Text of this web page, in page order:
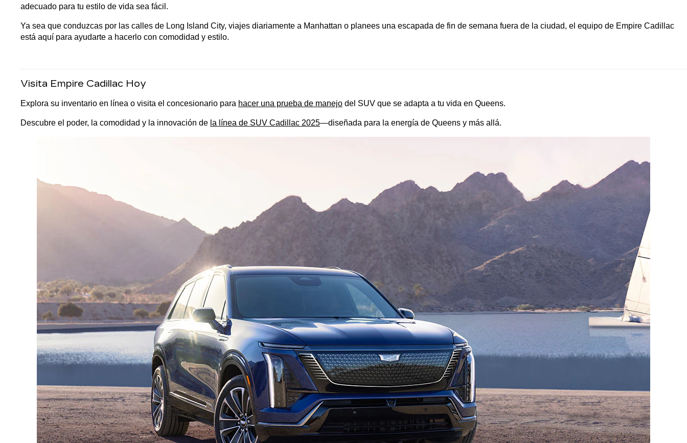
adecuado para tu estilo de vida sea fácil.
Ya sea que conduzcas por las calles de Long Island City, viajes diariamente a Manhattan o planees una escapada de fin de semana fuera de la ciudad, el equipo de Empire Cadillac
está aquí para ayudarte a hacerlo con comodidad y estilo.
Visita Empire Cadillac Hoy
Explora su inventario en línea o visita el concesionario para hacer una prueba de manejo del SUV que se adapta a tu vida en Queens.
Descubre el poder, la comodidad y la innovación de la línea de SUV Cadillac 2025—diseñada para la energía de Queens y más allá.